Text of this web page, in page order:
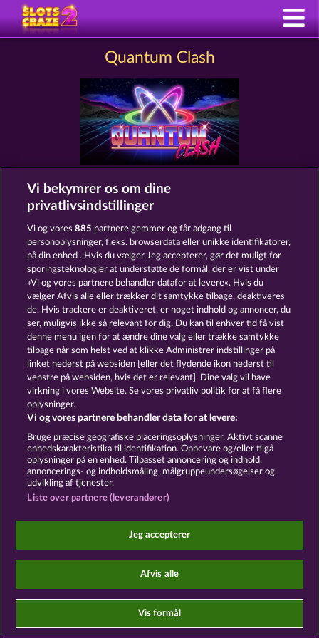
Quantum Clash
Vilkår og betingelser
Kontakt Virksomhed FAQ
Indsend anmodning om tilbagetrækning
Sociale kasinospil har udelukkende et
underholdningsformål og har absolut ingen
indflydelse på din mulige fremtidssucces inden for
spil med rigtige penge.
©2026 Whow Games GmbH
Vi bekymrer os om dine
privatlivsindstillinger
Vi og vores885 partnere gemmer og får adgang til
personoplysninger, f.eks. browserdata eller unikke identifikatorer,
på din enhed . Hvis du vælger Jeg accepterer, gør det muligt for
sporingsteknologier at understøtte de formål, der er vist under
»Vi og vores partnere behandler datafor at levere«. Hvis du
vælger Afvis alle eller trækker dit samtykke tilbage, deaktiveres
de. Hvis trackere er deaktiveret, er noget indhold og annoncer, du
ser, muligvis ikke så relevant for dig. Du kan til enhver tid få vist
denne menu igen for at ændre dine valg eller trække samtykke
tilbage når som helst ved at klikke Administrer indstillinger på
linket nederst på websiden [eller det flydende ikon nederst til
venstre på websiden, hvis det er relevant]. Dine valg vil have
virkning i vores Website. Se vores privatliv politik for at få flere
oplysninger.
Vi og vores partnere behandler data for at levere:
Bruge præcise geografiske placeringsoplysninger. Aktivt scanne
enhedskarakteristika til identifikation. Opbevare og/eller tilgå
oplysninger på en enhed. Tilpasset annoncering og indhold,
annoncerings- og indholdsmåling, målgruppeundersøgelser og
udvikling af tjenester.
Liste over partnere (leverandører)
Jeg accepterer
Afvis alle
Vis formål